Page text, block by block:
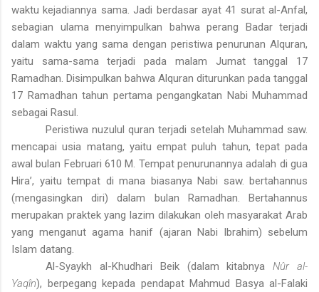
waktu kejadiannya sama. Jadi berdasar ayat 41 surat al-Anfal,
sebagian ulama menyimpulkan bahwa perang Badar terjadi
dalam waktu yang sama dengan peristiwa penurunan Alquran,
yaitu sama-sama terjadi pada malam Jumat tanggal 17
Ramadhan. Disimpulkan bahwa Alquran diturunkan pada tanggal
17 Ramadhan tahun pertama pengangkatan Nabi Muhammad
sebagai Rasul.
Peristiwa nuzulul quran terjadi setelah Muhammad saw.
mencapai usia matang, yaitu empat puluh tahun, tepat pada
awal bulan Februari 610 M. Tempat penurunannya adalah di gua
Hira’, yaitu tempat di mana biasanya Nabi saw. bertahannus
(mengasingkan diri) dalam bulan Ramadhan. Bertahannus
merupakan praktek yang lazim dilakukan oleh masyarakat Arab
yang menganut agama hanif (ajaran Nabi Ibrahim) sebelum
Islam datang.
Al-Syaykh al-Khudhari Beik (dalam kitabnyaNûr al-
Yaqîn), berpegang kepada pendapat Mahmud Basya al-Falaki